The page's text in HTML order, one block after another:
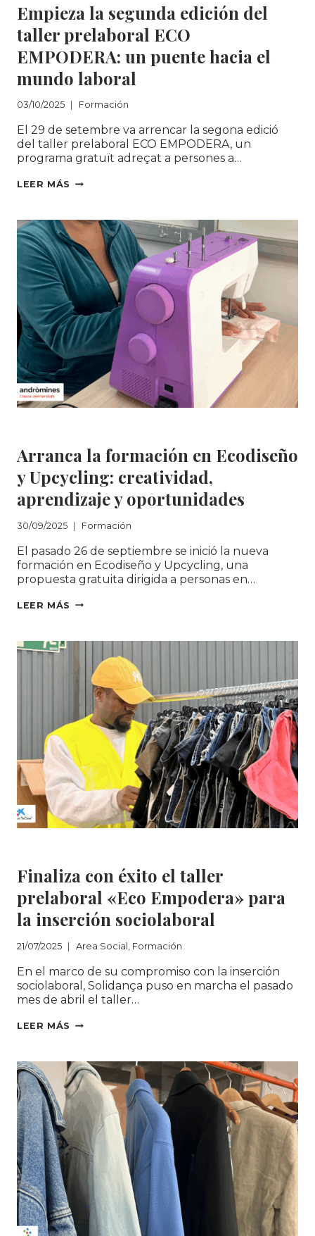
Empieza la segunda edición del
taller prelaboral ECO
EMPODERA: un puente hacia el
mundo laboral
03/10/2025 Formación
El 29 de setembre va arrencar la segona edició
del taller prelaboral ECO EMPODERA, un
programa gratuït adreçat a persones a…
LEER MÁS EMPIEZA
EDICIÓN
DEL
TALLER
PRELABORAL
ECO
EMPODERA:
UN
PUENTE
HACIA
MUNDO
LABORAL
Arranca la formación en Ecodiseño
y Upcycling: creatividad,
aprendizaje y oportunidades
30/09/2025 Formación
El pasado 26 de septiembre se inició la nueva
formación en Ecodiseño y Upcycling, una
propuesta gratuita dirigida a personas en…
LEER MÁS ARRANCA
ECODISEÑO
Y
UPCYCLING:
CREATIVIDAD,
APRENDIZAJE
OPORTUNIDADES
Finaliza con éxito el taller
prelaboral «Eco Empodera» para
la inserción sociolaboral
21/07/2025 Area Social , Formación
En el marco de su compromiso con la inserción
sociolaboral, Solidança puso en marcha el pasado
mes de abril el taller…
LEER MÁS FINALIZA
EL
TALLER
PRELABORAL
«ECO
EMPODERA»
PARA
LA
INSERCIÓN
SOCIOLABORAL